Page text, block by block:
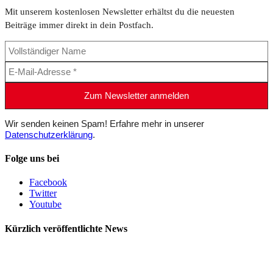
Mit unserem kostenlosen Newsletter erhältst du die neuesten
Beiträge immer direkt in dein Postfach.
Wir senden keinen Spam! Erfahre mehr in unserer
Datenschutzerklärung.
Folge uns bei
Facebook
Twitter
Youtube
Kürzlich veröffentlichte News